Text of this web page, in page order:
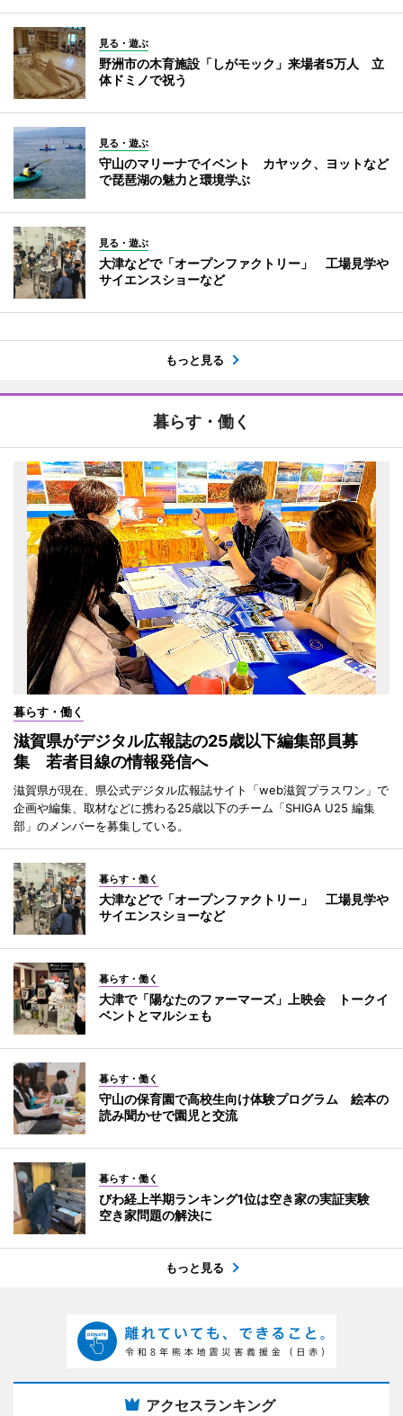
見る・遊ぶ
野洲市の木育施設「しがモック」来場者5万人 立
体ドミノで祝う
見る・遊ぶ
守山のマリーナでイベント カヤック、ヨットなど
で琵琶湖の魅力と環境学ぶ
見る・遊ぶ
大津などで「オープンファクトリー」 工場見学や
サイエンスショーなど
もっと見る
暮らす・働く
暮らす・働く
滋賀県がデジタル広報誌の25歳以下編集部員募
集 若者目線の情報発信へ
滋賀県が現在、県公式デジタル広報誌サイト「web滋賀プラスワン」で
企画や編集、取材などに携わる25歳以下のチーム「SHIGA U25 編集
部」のメンバーを募集している。
暮らす・働く
大津などで「オープンファクトリー」 工場見学や
サイエンスショーなど
暮らす・働く
大津で「陽なたのファーマーズ」上映会 トークイ
ベントとマルシェも
暮らす・働く
守山の保育園で高校生向け体験プログラム 絵本の
読み聞かせで園児と交流
暮らす・働く
びわ経上半期ランキング1位は空き家の実証実験
空き家問題の解決に
もっと見る
アクセスランキング